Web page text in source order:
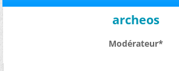
archeos
Modérateur*